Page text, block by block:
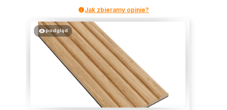
Jak zbieramy opinie?
podgląd